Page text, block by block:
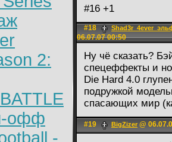
2:
офф
-
#16 +1
#18
06.07.07 00:50
Ну чё сказать?
спецеффекты и
Die Hard 4.0
подружкой
спасающих мир
#19 BigZizer @